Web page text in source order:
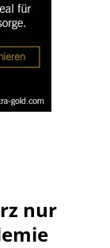
nur